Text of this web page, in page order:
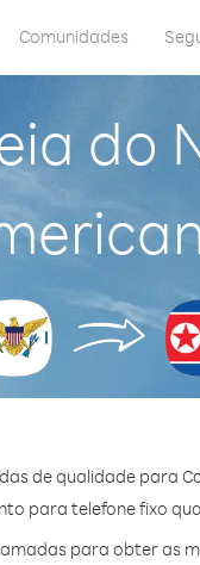
Comunidades
do
de qualidade para
para telefone fixo
para obter as